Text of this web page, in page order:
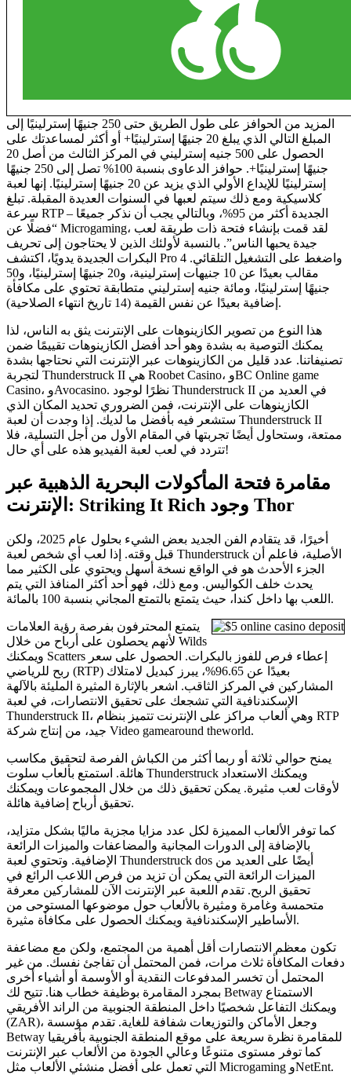
المزيد من الحوافز على طول الطريق حتى 250 جنيهًا إسترلينيًا إلى
المبلغ التالي الذي يبلغ 20 جنيهًا إسترلينيًا+ أو أكثر لمساعدتك على
الحصول على 500 جنيه إسترليني في المركز الثالث من أصل 20
جنيهًا إسترلينيًا+. حوافز الدعاوى بنسبة 100% تصل إلى 250 جنيهًا
إسترلينيًا للإيداع الأولي الذي يزيد عن 20 جنيهًا إسترلينيًا. إنها لعبة
كلاسيكية ومع ذلك سيتم لعبها في السنوات العديدة المقبلة. تبلغ
سرعة RTP الجديدة أكثر من 95%، وبالتالي يجب أن نذكر جميعًا –
“فضلًا عن Microgaming، لقد قمت بإنشاء فتحة ذات طريقة لعب
جيدة يحبها الناس”. بالنسبة لأولئك الذين لا يحتاجون إلى تحريف
البكرات الجديدة يدويًا، اكتشف Pro واضغط على التشغيل التلقائي. 4
مقالب بعيدًا عن 10 جنيهات إسترلينية، و20 جنيهًا إسترلينيًا، و50
جنيهًا إسترلينيًا، ومائة جنيه إسترليني متطابقة تحتوي على مكافأة
إضافية بعيدًا عن نفس القيمة (14 تاريخ انتهاء الصلاحية).
هذا النوع من تصوير الكازينوهات على الإنترنت يثق به الناس، لذا
يمكنك التوصية به بشدة وهو أحد أفضل الكازينوهات تقييمًا ضمن
تصنيفاتنا. عدد قليل من الكازينوهات عبر الإنترنت التي نحتاجها بشدة
لتجربة Thunderstruck II هي Roobet Casino، وBC Online game
Casino، وAvocasino. نظرًا لوجود Thunderstruck II في العديد من
الكازينوهات على الإنترنت، فمن الضروري تحديد المكان الذي
ستشعر فيه بأفضل ما لديك. إذا وجدت أن لعبة Thunderstruck II
ممتعة، وستحاول أيضًا تجربتها في المقام الأول من أجل التسلية، فلا
تتردد في لعب لعبة الفيديو هذه على أي حال!
مقامرة فتحة المأكولات البحرية الذهبية عبر
الإنترنت: Striking It Rich وجود Thor
أخيرًا، قد يتقادم الفن الجديد بعض الشيء بحلول عام 2025، ولكن
قبل وقته. إذا لعب أي شخص لعبة Thunderstruck الأصلية، فاعلم أن
الجزء الأحدث هو في الواقع نسخة أسهل ويحتوي على الكثير مما
يحدث خلف الكواليس. ومع ذلك، فهو أحد أكثر المنافذ التي يتم
اللعب بها داخل كندا، حيث يتمتع بالتمتع المجاني بنسبة 100 بالمائة.
يتمتع المحترفون بفرصة رؤية العلامات
لأنهم يحصلون على أرباح من خلال Wilds
ويمكنك Scatters إعطاء فرص للفوز بالبكرات. الحصول على سعر
ربح للرياضي (RTP) بعيدًا عن 96.65%، يبرز كبديل لامتلاك
المشاركين في المركز الثاقب. اشعر بالإثارة المثيرة المليئة بالآلهة
الإسكندنافية التي تشجعك على تحقيق الانتصارات، في لعبة
Thunderstruck II، وهي ألعاب مراكز على الإنترنت تتميز بنظام RTP
جيد، من إنتاج شركة Video gamearound theworld.
يمنح حوالي ثلاثة أو ربما أكثر من الكباش الفرصة لتحقيق مكاسب
هائلة. استمتع بألعاب سلوت Thunderstruck ويمكنك الاستعداد
لأوقات لعب مثيرة. يمكن تحقيق ذلك من خلال المجموعات ويمكنك
تحقيق أرباح إضافية هائلة.
كما توفر الألعاب المميزة لكل عدد مزايا مجزية ماليًا بشكل متزايد،
بالإضافة إلى الدورات المجانية والمضاعفات والميزات الرائعة
الإضافية. وتحتوي لعبة Thunderstruck dos أيضًا على العديد من
الميزات الرائعة التي يمكن أن تزيد من فرص اللاعب الرائع في
تحقيق الربح. تقدم اللعبة عبر الإنترنت الآن للمشاركين معرفة
متحمسة وغامرة ومثيرة بالألعاب حول موضوعها المستوحى من
الأساطير الإسكندنافية ويمكنك الحصول على مكافأة مثيرة.
تكون معظم الانتصارات أقل أهمية من المجتمع، ولكن مع مضاعفة
دفعات المكافأة ثلاث مرات، فمن المحتمل أن تفاجئ نفسك. من غير
المحتمل أن تخسر المدفوعات النقدية أو الأوسمة أو أشياء أخرى
بمجرد المقامرة بوظيفة خطاب هنا. تتيح لك Betway الاستمتاع
ويمكنك التفاعل شخصيًا داخل المنطقة الجنوبية من الراند الأفريقي
(ZAR)، وجعل الأماكن والتوزيعات شفافة للغاية. تقدم مؤسسة
Betway للمقامرة نظرة سريعة على موقع المنطقة الجنوبية بأفريقيا
كما توفر مستوى متنوعًا وعالي الجودة من الألعاب عبر الإنترنت
التي تعمل على أفضل منشئي الألعاب مثل Microgaming وNetEnt.